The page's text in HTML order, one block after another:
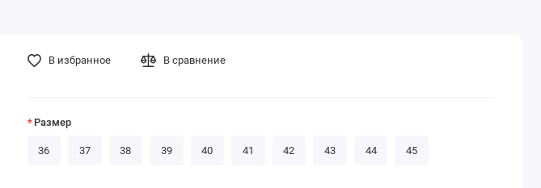
В избранное В сравнение
Размер
36 37 38 39 40 41 42 43 44 45